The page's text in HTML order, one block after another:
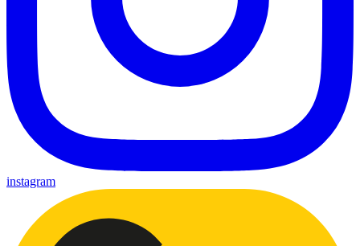
instagram